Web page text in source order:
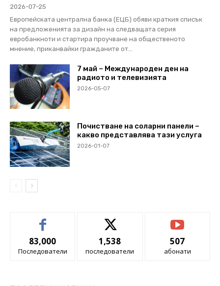
2026-07-25
Европейската централна банка (ЕЦБ) обяви краткия списък
на предложенията за дизайн на следващата серия
евробанкноти и стартира проучване на общественото
мнение, приканвайки гражданите от...
7 май – Международен ден на
радиото и телевизията
2026-05-07
Почистване на соларни панели –
какво представлява тази услуга
2026-01-07
83,000
Последователи
1,538
последователи
507
абонати